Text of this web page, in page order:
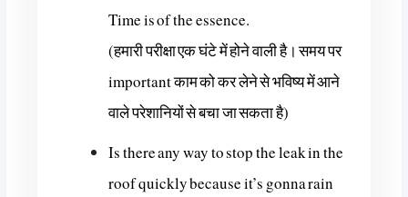
Time is of the essence.
(हमारी परीक्षा एक घंटे में होने वाली है। समय पर
important काम को कर लेने से भविष्य में आने
वाले परेशानियों से बचा जा सकता है)
Is there any way to stop the leak in the
roof quickly because it’s gonna rain